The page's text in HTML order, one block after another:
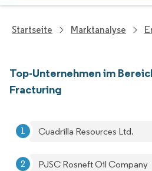
Startseite Marktanalyse
Top-Unternehmen im
Fracturing
Cuadrilla Resources Ltd.
PJSC Rosneft Oil Company